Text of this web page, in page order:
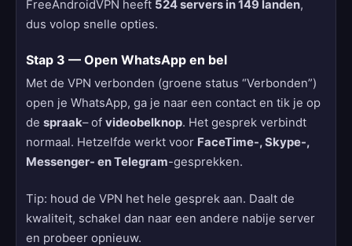
FreeAndroidVPN heeft 524 servers in 149 landen,
dus volop snelle opties.
Stap 3 — Open WhatsApp en bel
Met de VPN verbonden (groene status “Verbonden”)
open je WhatsApp, ga je naar een contact en tik je op
de spraak– of videobelknop. Het gesprek verbindt
normaal. Hetzelfde werkt voor FaceTime-, Skype-,
Messenger- en Telegram-gesprekken.
Tip: houd de VPN het hele gesprek aan. Daalt de
kwaliteit, schakel dan naar een andere nabije server
en probeer opnieuw.